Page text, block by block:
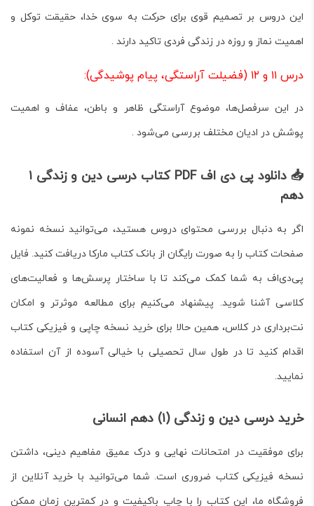
این دروس بر تصمیم قوی برای حرکت به سوی خدا، حقیقت توکل و
اهمیت نماز و روزه در زندگی فردی تاکید دارند .
درس ۱۱ و ۱۲ (فضیلت آراستگی، پیام پوشیدگی):
در این سرفصل‌ها، موضوع آراستگی ظاهر و باطن، عفاف و اهمیت
پوشش در ادیان مختلف بررسی می‌شود .
📥 دانلود پی دی اف PDF کتاب درسی دین و زندگی ۱
دهم
اگر به دنبال بررسی محتوای دروس هستید، می‌توانید نسخه نمونه
صفحات کتاب را به صورت رایگان از بانک کتاب مارکا دریافت کنید. فایل
پی‌دی‌اف به شما کمک می‌کند تا با ساختار پرسش‌ها و فعالیت‌های
کلاسی آشنا شوید. پیشنهاد می‌کنیم برای مطالعه موثرتر و امکان
نت‌برداری در کلاس، همین حالا برای خرید نسخه چاپی و فیزیکی کتاب
اقدام کنید تا در طول سال تحصیلی با خیالی آسوده از آن استفاده
نمایید.
خرید درسی دین و زندگی (۱) دهم انسانی
برای موفقیت در امتحانات نهایی و درک عمیق مفاهیم دینی، داشتن
نسخه فیزیکی کتاب ضروری است. شما می‌توانید با خرید آنلاین از
فروشگاه ما، این کتاب را با چاپ باکیفیت و در کمترین زمان ممکن